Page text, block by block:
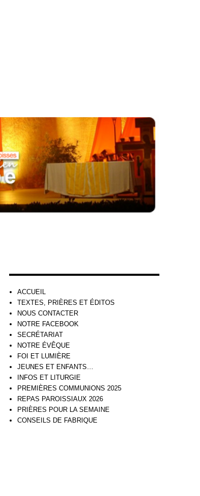
ACCUEIL
TEXTES, PRIÈRES ET ÉDITOS
NOUS CONTACTER
NOTRE FACEBOOK
SECRÉTARIAT
NOTRE ÉVÊQUE
FOI ET LUMIÈRE
JEUNES ET ENFANTS…
INFOS ET LITURGIE
PREMIÈRES COMMUNIONS 2025
REPAS PAROISSIAUX 2026
PRIÈRES POUR LA SEMAINE
CONSEILS DE FABRIQUE